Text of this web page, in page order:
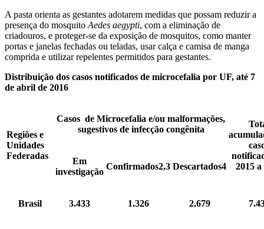
A pasta orienta as gestantes adotarem medidas que possam reduzir a
presença do mosquito Aedes aegypti, com a eliminação de
criadouros, e proteger-se da exposição de mosquitos, como manter
portas e janelas fechadas ou teladas, usar calça e camisa de manga
comprida e utilizar repelentes permitidos para gestantes.
Distribuição dos casos notificados de microcefalia por UF, até 7
de abril de 2016
Regiões e
Unidades
Federadas
Casos de Microcefalia e/ou malformações,
sugestivos de infecção congênita
2015 a
Em
investigação
Confirmados2,3 Descartados4
Brasil 3.433 1.326 2.679